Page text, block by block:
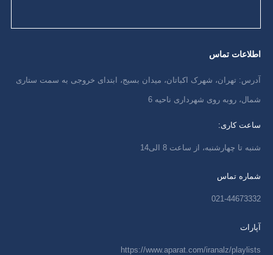
اطلاعات تماس
آدرس: تهران، شهرک اکباتان، میدان بسیج، ابتدای خروجی به سمت ستاری
شمال، روبه روی شهرداری ناحیه 6
ساعت کاری:
شنبه تا چهارشنبه، از ساعت 8 الی14
شماره تماس
021-44673332
آپارات
https://www.aparat.com/iranalz/playlists